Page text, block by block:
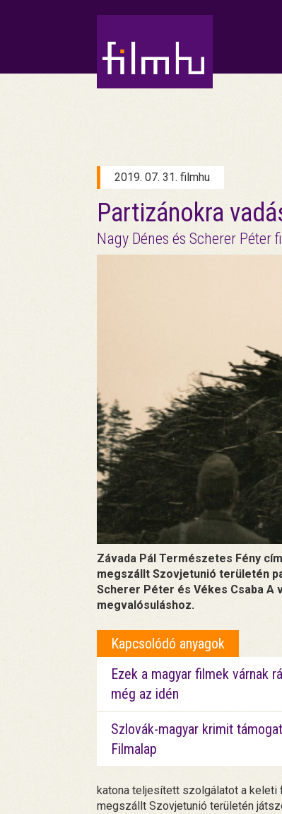
2019. 07. 31. filmhu
Partizánokra
Nagy Dénes és Scherer
Závada Pál Természetes Fény
megszállt Szovjetunió területén
Scherer Péter és Vékes Csaba A
megvalósuláshoz.
Kapcsolódó anyagok
Ezek a magyar filmek várnak
még az idén
Szlovák-magyar krimit
Filmalap
katona teljesített szolgálatot a
megszállt Szovjetunió területén